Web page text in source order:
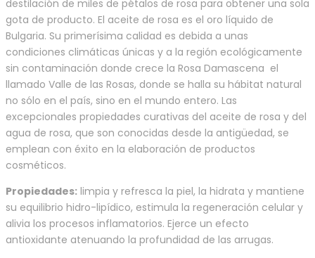
destilación de miles de pétalos de rosa para obtener una sola
gota de producto. El aceite de rosa es el oro líquido de
Bulgaria. Su primerísima calidad es debida a unas
condiciones climáticas únicas y a la región ecológicamente
sin contaminación donde crece la Rosa Damascena  el
llamado Valle de las Rosas, donde se halla su hábitat natural
no sólo en el país, sino en el mundo entero. Las
excepcionales propiedades curativas del aceite de rosa y del
agua de rosa, que son conocidas desde la antigüedad, se
emplean con éxito en la elaboración de productos
cosméticos.
Propiedades: limpia y refresca la piel, la hidrata y mantiene
su equilibrio hidro-lipídico, estimula la regeneración celular y
alivia los procesos inflamatorios. Ejerce un efecto
antioxidante atenuando la profundidad de las arrugas.